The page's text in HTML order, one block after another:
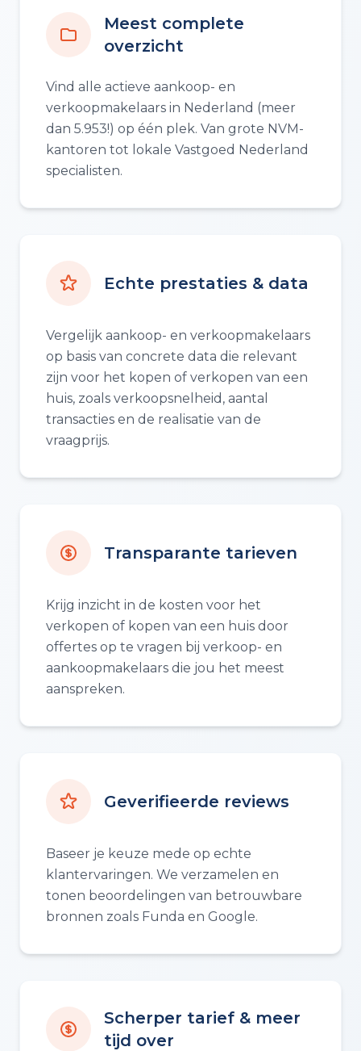
Meest complete
overzicht
Vind alle actieve aankoop- en
verkoopmakelaars in Nederland (meer
dan 5.953!) op één plek. Van grote NVM-
kantoren tot lokale Vastgoed Nederland
specialisten.
Echte prestaties & data
Vergelijk aankoop- en verkoopmakelaars
op basis van concrete data die relevant
zijn voor het kopen of verkopen van een
huis, zoals verkoopsnelheid, aantal
transacties en de realisatie van de
vraagprijs.
Transparante tarieven
Krijg inzicht in de kosten voor het
verkopen of kopen van een huis door
offertes op te vragen bij verkoop- en
aankoopmakelaars die jou het meest
aanspreken.
Geverifieerde reviews
Baseer je keuze mede op echte
klantervaringen. We verzamelen en
tonen beoordelingen van betrouwbare
bronnen zoals Funda en Google.
Scherper tarief & meer
tijd over